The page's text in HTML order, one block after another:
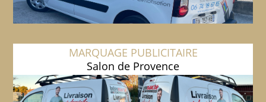
MARQUAGE PUBLICITAIRE
Salon de Provence